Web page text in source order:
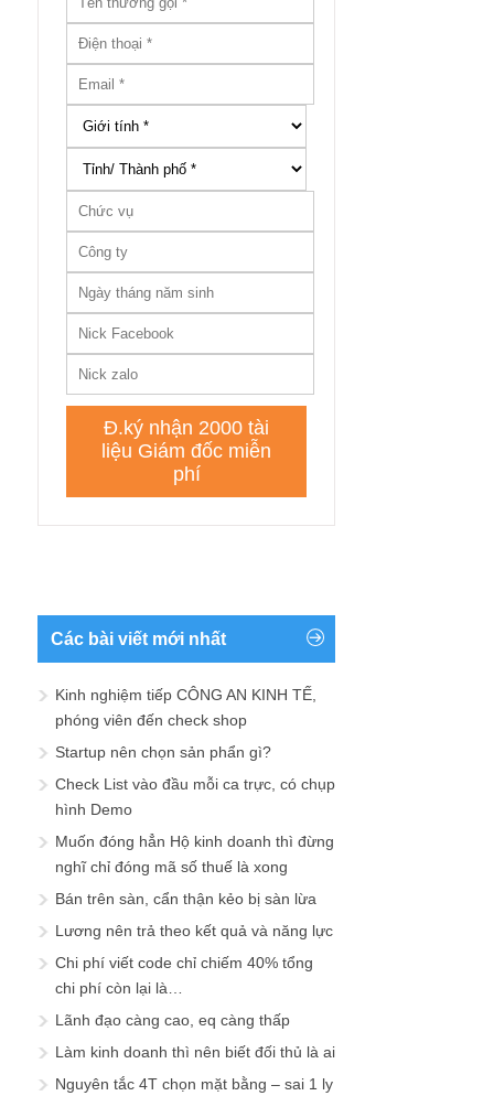
Các bài viết mới nhất
Kinh nghiệm tiếp CÔNG AN KINH TẾ,
phóng viên đến check shop
Startup nên chọn sản phẩn gì?
Check List vào đầu mỗi ca trực, có chụp
hình Demo
Muốn đóng hẳn Hộ kinh doanh thì đừng
nghĩ chỉ đóng mã số thuế là xong
Bán trên sàn, cẩn thận kẻo bị sàn lừa
Lương nên trả theo kết quả và năng lực
Chi phí viết code chỉ chiếm 40% tổng
chi phí còn lại là…
Lãnh đạo càng cao, eq càng thấp
Làm kinh doanh thì nên biết đối thủ là ai
Nguyên tắc 4T chọn mặt bằng – sai 1 ly